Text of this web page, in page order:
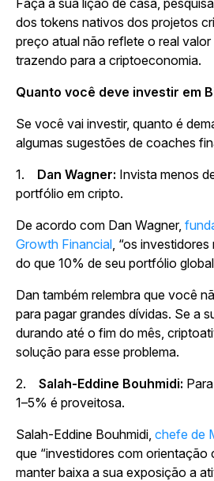
dos tokens nativos dos projetos
preço atual não reflete o real
trazendo para a criptoeconomia.
Quanto você deve investir em
Se você vai investir, quanto é
algumas sugestões de coaches
1. Dan Wagner: Invista menos
portfólio em cripto.
De acordo com Dan Wagner,
Growth Financial , “os
do que 10% de seu portfólio
Dan também relembra que você
para pagar grandes dívidas. Se a
durando até o fim do mês,
solução para esse problema.
2. Salah-Eddine Bouhmidi:
1–5% é proveitosa.
Salah-Eddine Bouhmidi, chefe de
que “investidores com orientação
manter baixa a sua exposição a